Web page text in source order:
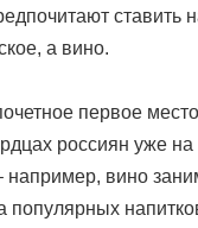
ставить
а вино.
первое
россиян уже
например, вино
популярных